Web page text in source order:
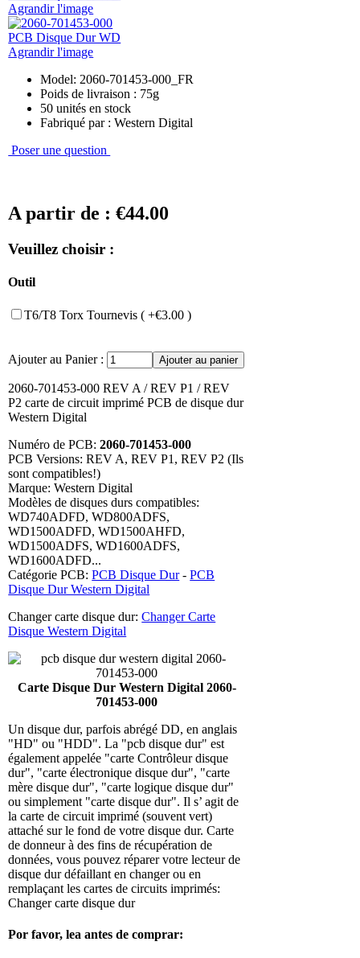
Agrandir l'image
Agrandir l'image
Model: 2060-701453-000_FR
Poids de livraison : 75g
50 unités en stock
Fabriqué par : Western Digital
Poser une question
A partir de :€44.00
Veuillez choisir :
Outil
T6/T8 Torx Tournevis ( +€3.00 )
Ajouter au Panier :
2060-701453-000 REV A / REV P1 / REV
P2 carte de circuit imprimé PCB de disque dur
Western Digital
Numéro de PCB:2060-701453-000
PCB Versions: REV A, REV P1, REV P2 (Ils
sont compatibles!)
Marque: Western Digital
Modèles de disques durs compatibles:
WD740ADFD, WD800ADFS,
WD1500ADFD, WD1500AHFD,
WD1500ADFS, WD1600ADFS,
WD1600ADFD...
Catégorie PCB:PCB Disque Dur-PCB
Disque Dur Western Digital
Changer carte disque dur:Changer Carte
Disque Western Digital
Carte Disque Dur Western Digital 2060-
701453-000
Un disque dur, parfois abrégé DD, en anglais
"HD" ou "HDD". La "pcb disque dur" est
également appelée "carte Contrôleur disque
dur", "carte électronique disque dur", "carte
mère disque dur", "carte logique disque dur"
ou simplement "carte disque dur". Il s’ agit de
la carte de circuit imprimé (souvent vert)
attaché sur le fond de votre disque dur. Carte
de donneur à des fins de récupération de
données, vous pouvez réparer votre lecteur de
disque dur défaillant en changer ou en
remplaçant les cartes de circuits imprimés:
Changer carte disque dur
Por favor, lea antes de comprar: